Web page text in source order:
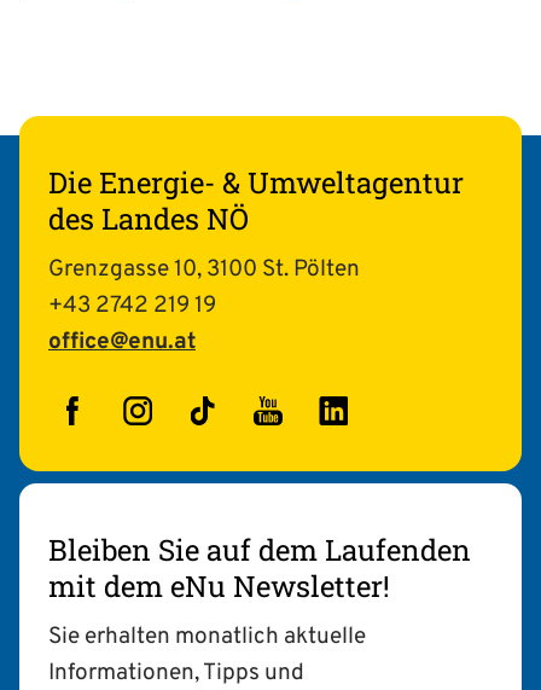
Die Energie- & Umweltagentur
des Landes NÖ
Grenzgasse 10, 3100 St. Pölten
+43 2742 219 19
office@enu.at
FacebookInstagram
TikTokYouTubeLinkedIn
Bleiben Sie auf dem Laufenden
mit dem eNu Newsletter!
Sie erhalten monatlich aktuelle
Informationen, Tipps und